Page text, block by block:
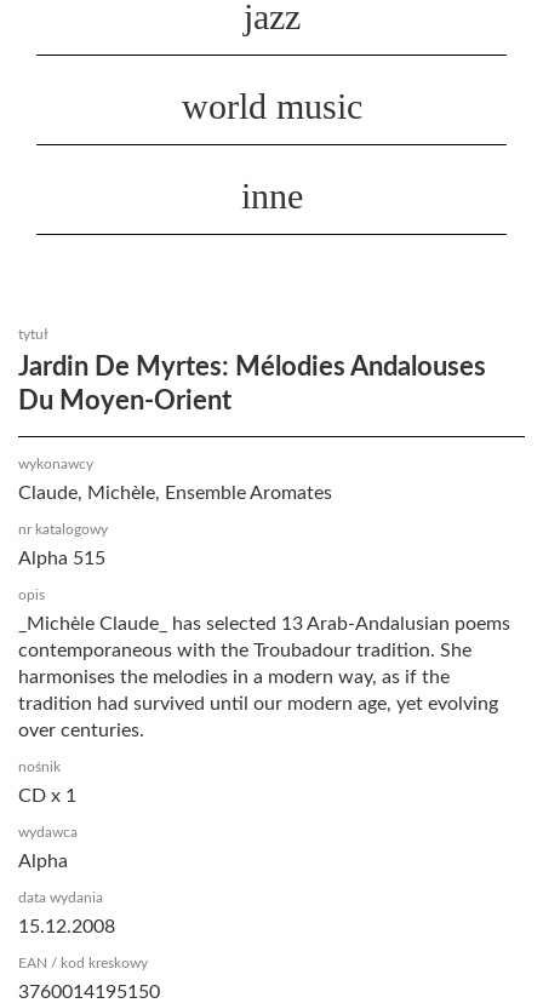
jazz
world music
inne
tytuł
Jardin De Myrtes: Mélodies Andalouses
Du Moyen-Orient
wykonawcy
Claude, Michèle, Ensemble Aromates
nr katalogowy
Alpha 515
opis
_Michèle Claude_ has selected 13 Arab-Andalusian poems
contemporaneous with the Troubadour tradition. She
harmonises the melodies in a modern way, as if the
tradition had survived until our modern age, yet evolving
over centuries.
nośnik
CD x 1
wydawca
Alpha
data wydania
15.12.2008
EAN / kod kreskowy
3760014195150